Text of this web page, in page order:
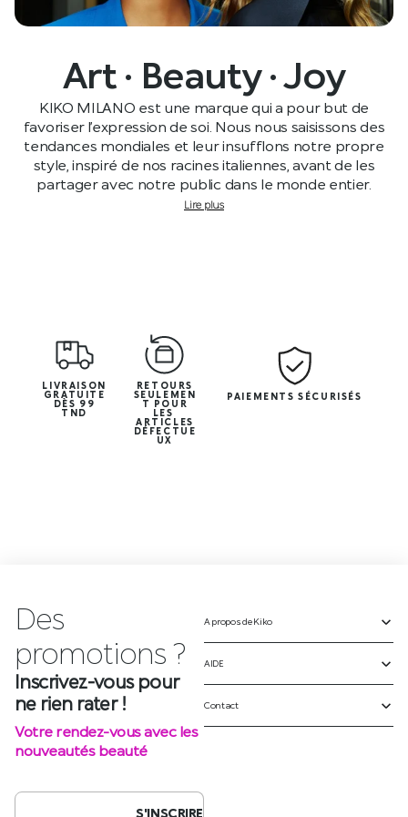
Art · Beauty · Joy
KIKO MILANO est une marque qui a pour but de
favoriser l’expression de soi. Nous nous saisissons des
tendances mondiales et leur insufflons notre propre
style, inspiré de nos racines italiennes, avant de les
partager avec notre public dans le monde entier.
Lire plus
LIVRAISON
GRATUITE
DÈS 99
TND
RETOURS
SEULEMEN
T POUR
LES
ARTICLES
DÉFECTUE
UX
PAIEMENTS SÉCURISÉS
Des
Inscrivez-vous pour
ne rien rater !
Votre rendez-vous avec les
nouveautés beauté
S'INSCRIRE